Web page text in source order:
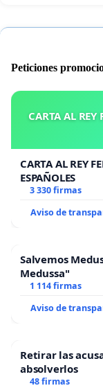
Peticiones
CARTA AL REY
CARTA AL REY
ESPAÑOLES
3 330 firmas
Aviso de
Salvemos
Medussa"
1 114 firmas
Aviso de
Retirar las
absolverlos
48 firmas